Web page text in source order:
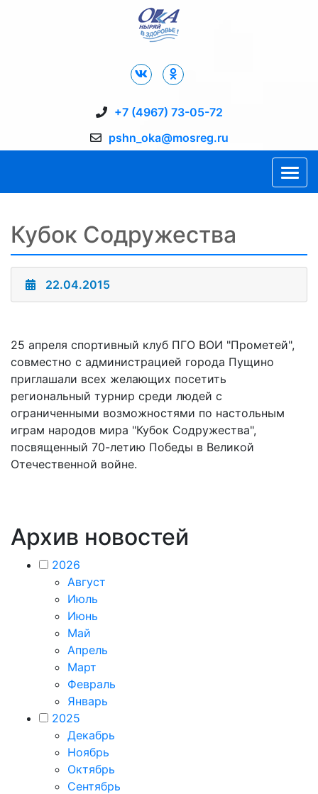
+7 (4967) 73-05-72
pshn_oka@mosreg.ru
Кубок Содружества
22.04.2015
25 апреля спортивный клуб ПГО ВОИ "Прометей",
совместно с администрацией города Пущино
приглашали всех желающих посетить
региональный турнир среди людей с
ограниченными возможностями по настольным
играм народов мира "Кубок Содружества",
посвященный 70-летию Победы в Великой
Отечественной войне.
Архив новостей
2026
Август
Июль
Июнь
Май
Апрель
Март
Февраль
Январь
2025
Декабрь
Ноябрь
Октябрь
Сентябрь